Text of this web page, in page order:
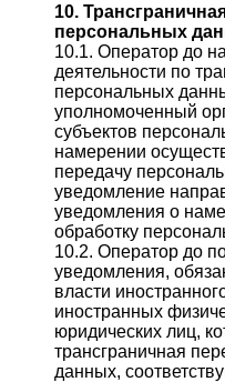
10.
персональных
10.1. Оператор до
деятельности по
персональных
уполномоченный
субъектов
намерении
передачу
уведомление
уведомления о
обработку
10.2. Оператор до
уведомления,
власти
иностранных
юридических лиц,
трансграничная
данных,